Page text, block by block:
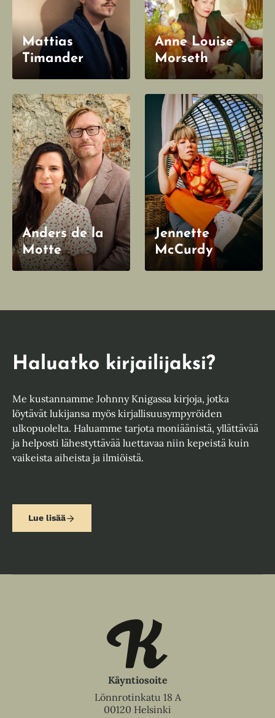
Mattias
Timander
Anne Louise
Morseth
Anders de la
Motte
Jennette
McCurdy
Haluatko kirjailijaksi?
Me kustannamme Johnny Knigassa kirjoja, jotka
löytävät lukijansa myös kirjallisuusympyröiden
ulkopuolelta. Haluamme tarjota moniäänistä, yllättävää
ja helposti lähestyttävää luettavaa niin kepeistä kuin
vaikeista aiheista ja ilmiöistä.
Lue lisää
Käyntiosoite
Lönnrotinkatu 18 A
00120 Helsinki